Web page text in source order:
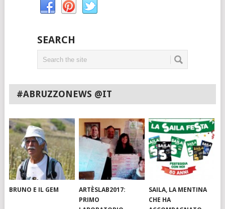
SEARCH
#ABRUZZONEWS @IT
BRUNO E IL GEM
ARTÈSLAB2017:
PRIMO
SAILA, LA MENTINA
CHE HA